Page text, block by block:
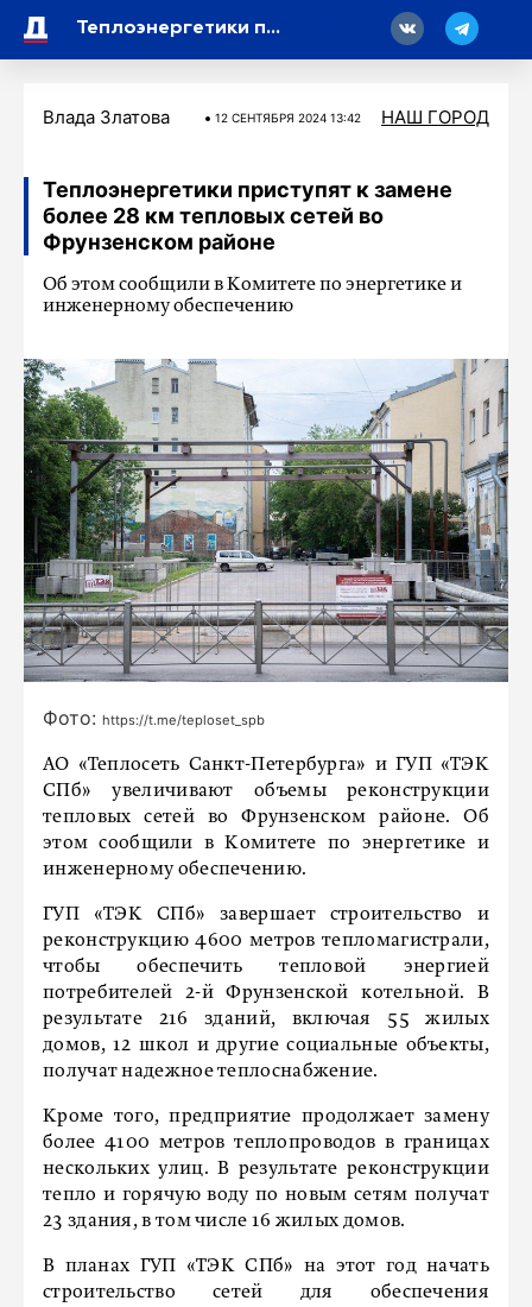
Теплоэнергетики приступят к замене более 28 км тепловых сетей во Фрунзенском районе
Влада Златова 12 СЕНТЯБРЯ 2024 13:42 НАШ ГОРОД
Теплоэнергетики приступят к замене
более 28 км тепловых сетей во
Фрунзенском районе
Об этом сообщили в Комитете по энергетике и
инженерному обеспечению
Фото: https://t.me/teploset_spb
АО «Теплосеть Санкт-Петербурга» и ГУП «ТЭК
СПб» увеличивают объемы реконструкции
тепловых сетей во Фрунзенском районе. Об
этом сообщили в Комитете по энергетике и
инженерному обеспечению.
ГУП «ТЭК СПб» завершает строительство и
реконструкцию 4600 метров тепломагистрали,
чтобы обеспечить тепловой энергией
потребителей 2-й Фрунзенской котельной. В
результате 216 зданий, включая 55 жилых
домов, 12 школ и другие социальные объекты,
получат надежное теплоснабжение.
Кроме того, предприятие продолжает замену
более 4100 метров теплопроводов в границах
нескольких улиц. В результате реконструкции
тепло и горячую воду по новым сетям получат
23 здания, в том числе 16 жилых домов.
В планах ГУП «ТЭК СПб» на этот год начать
строительство сетей для обеспечения